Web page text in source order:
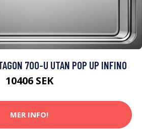
700-U UTAN POP UP INFINO
10406 SEK
MER INFO!